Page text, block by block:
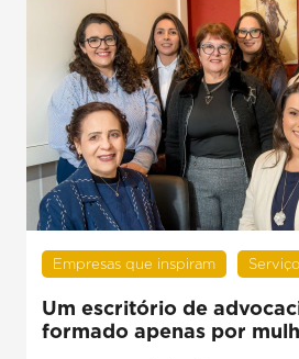
Empresas que inspiram
Um escritório de
formado apenas por